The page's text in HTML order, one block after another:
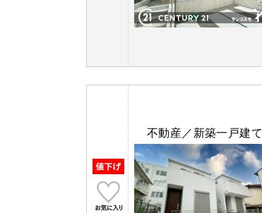
不動産／新築一戸建て